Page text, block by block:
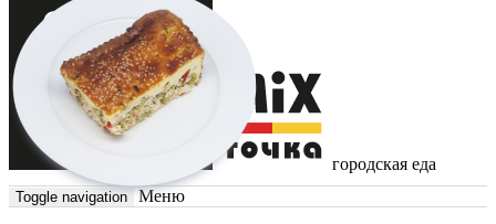
городская еда
Toggle navigation Меню